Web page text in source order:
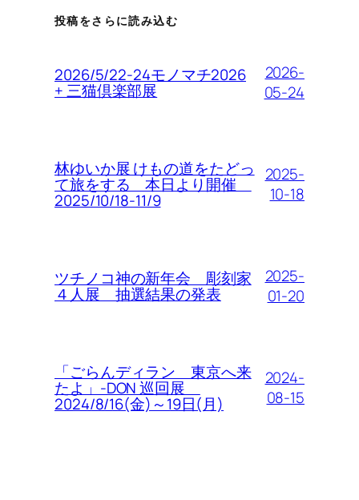
投稿をさらに読み込む
2026/5/22-24モノマチ2026
+ 三猫倶楽部展
2026-
05-24
林ゆいか展 けもの道をたどっ
て旅をする 本日より開催
2025/10/18-11/9
2025-
10-18
ツチノコ神の新年会 彫刻家
４人展 抽選結果の発表
2025-
01-20
「ごらんディラン 東京へ来
たよ」-DON 巡回展
2024/8/16(金)～19日(月)
2024-
08-15